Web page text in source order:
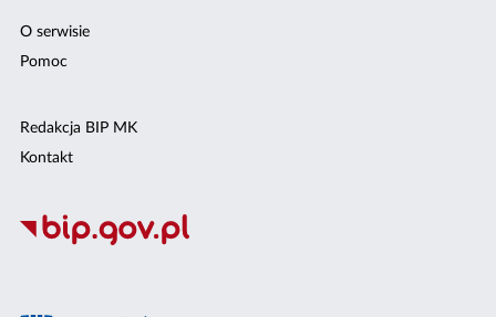
O serwisie
Pomoc
Redakcja BIP MK
Kontakt